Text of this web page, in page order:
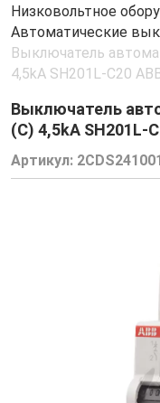
Низковольтное
Автоматические
Выключатель
4,5kА SH201L-C20
Выключатель
(C) 4,5kА SH201L-
Артикул: